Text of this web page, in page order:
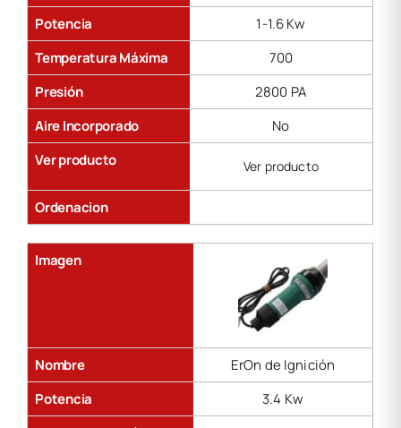
Potencia
1-1.6 Kw
Temperatura Máxima
700
Presión
2800 PA
Aire Incorporado
No
Ver producto
Ver producto
Ordenacion
Imagen
Nombre
ErOn de Ignición
Potencia
3.4 Kw